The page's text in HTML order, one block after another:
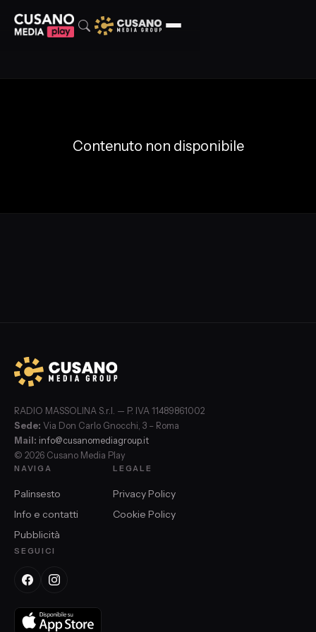
Contenuto non disponibile
RADIO MASSOLINA S.r.l. — P. IVA 11489861002
Sede: Via Don Carlo Gnocchi, 3 – Roma
Mail: info@cusanomediagroup.it
© 2026 Cusano Media Play
NAVIGA
Palinsesto
Info e contatti
Pubblicità
LEGALE
Privacy Policy
Cookie Policy
SEGUICI